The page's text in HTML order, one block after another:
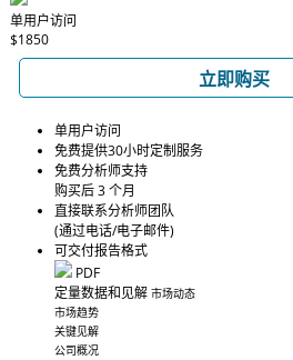
单用户访问
$1850
立即购买
单用户访问
免费提供30小时定制服务
免费分析师支持
购买后 3 个月
直接联系分析师团队
(通过电话/电子邮件)
可交付报告格式
PDF
定量数据和见解 市场动态
市场趋势
关键见解
公司概况